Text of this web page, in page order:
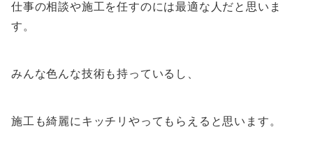
仕事の相談や施工を任すのには最適な人だと思いま
す。
みんな色んな技術も持っているし、
施工も綺麗にキッチリやってもらえると思います。